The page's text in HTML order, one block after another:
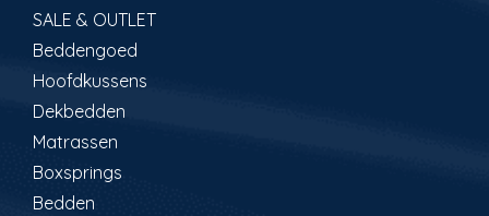
SALE & OUTLET
Beddengoed
Hoofdkussens
Dekbedden
Matrassen
Boxsprings
Bedden